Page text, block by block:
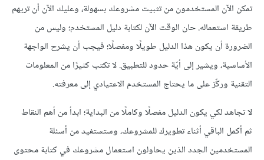
تمكن الآن المستخدمون من تثبيت مشروعك بسهولة، وعليك الآن أن تريهم
طريقة استعماله. حان الوقت الآن لكتابة دليل المستخدم؛ وليس من
الضرورة أن يكون هذا الدليل طويلًا ومفصلًا؛ فيجب أن يشرح الواجهة
الأساسية، ويشير إلى أيّة حدود للتطبيق. لا تكتب كثيرًا من المعلومات
التقنية وركِّز على ما يحتاج المستخدم الاعتيادي إلى معرفته.
لا تجاهد لكي يكون الدليل مفصلًا وكاملًا من البداية؛ ابدأ من أهم النقاط
ثم أكمل الباقي أثناء تطويرك للمشروعك، وستستفيد من أسئلة
المستخدمين الجدد الذين يحاولون استعمال مشروعك في كتابة محتوى